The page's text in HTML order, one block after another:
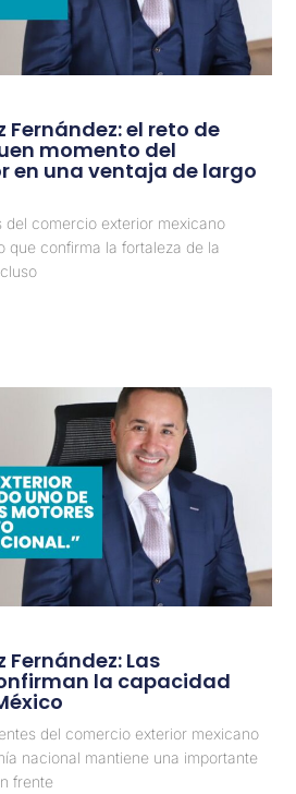
Fernández: el reto de
momento del
en una ventaja de largo
del comercio exterior mexicano
que confirma la fortaleza de la
Las
la capacidad
del comercio exterior mexicano
nacional mantiene una importante
frente